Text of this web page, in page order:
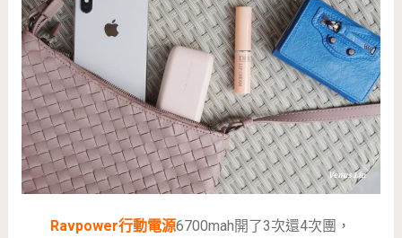
Ravpower行動電源6700mah開了3次還4次團，